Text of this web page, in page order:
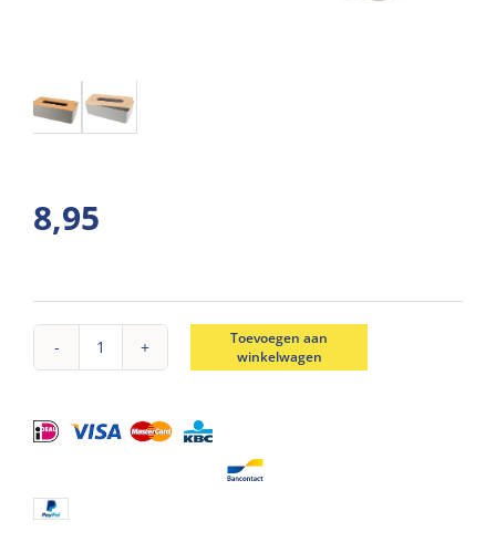
8,95
Tissuedoos
bamboe
Toevoegen aan
winkelwagen